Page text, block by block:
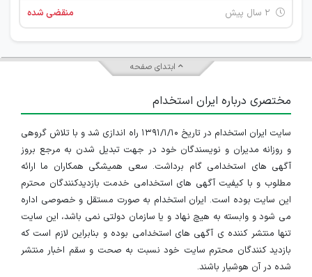
منقضی شده
ابتدای صفحه
مختصری درباره ایران استخدام
سایت ایران استخدام در تاریخ ۱۳۹۱/۱/۱۰ راه اندازی شد و با تلاش گروهی
و روزانه مدیران و نویسندگان خود در جهت تبدیل شدن به مرجع بروز
آگهی های استخدامی گام برداشت. سعی همیشگی همکاران ما ارائه
مطلوب و با کیفیت آگهی های استخدامی خدمت بازدیدکنندگان محترم
این سایت بوده است. ایران استخدام به صورت مستقل و خصوصی اداره
می شود و وابسته به هیچ نهاد و یا سازمان دولتی نمی باشد، این سایت
تنها منتشر کننده ی آگهی های استخدامی بوده و بنابراین لازم است که
بازدید کنندگان محترم سایت خود نسبت به صحت و سقم اخبار منتشر
شده در آن هوشیار باشند.